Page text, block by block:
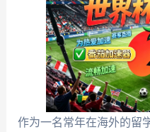
作为一名常年在海外的留